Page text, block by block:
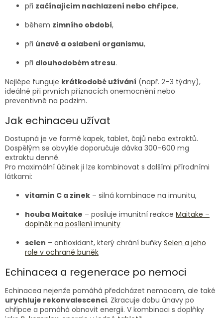
při začínajícím nachlazení nebo chřipce,
během zimního období,
při únavě a oslabení organismu,
při dlouhodobém stresu.
Nejlépe funguje krátkodobé užívání (např. 2–3 týdny),
ideálně při prvních příznacích onemocnění nebo
preventivně na podzim.
Jak echinaceu užívat
Dostupná je ve formě kapek, tablet, čajů nebo extraktů.
Dospělým se obvykle doporučuje dávka 300–600 mg
extraktu denně.
Pro maximální účinek ji lze kombinovat s dalšími přírodními
látkami:
vitamín C a zinek – silná kombinace na imunitu,
houba Maitake – posiluje imunitní reakce Maitake –
doplněk na posílení imunity
selen – antioxidant, který chrání buňky Selen a jeho
role v ochraně buněk
Echinacea a regenerace po nemoci
Echinacea nejenže pomáhá předcházet nemocem, ale také
urychluje rekonvalescenci. Zkracuje dobu únavy po
chřipce a pomáhá obnovit energii. V kombinaci s doplňky